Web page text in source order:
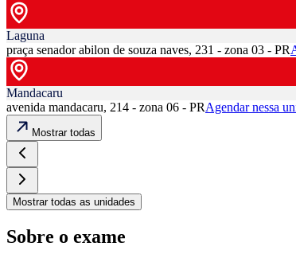
Laguna
praça senador abilon de souza naves, 231 - zona 03 - PR
Mandacaru
avenida mandacaru, 214 - zona 06 - PRAgendar nessa
Mostrar todas
Mostrar todas as unidades
Sobre o exame